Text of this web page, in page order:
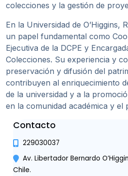
colecciones y la gestión de
En la Universidad de O’Higgins,
un papel fundamental como
Ejecutiva de la DCPE y
Colecciones. Su experiencia y
preservación y difusión del
contribuyen al enriquecimiento
de la universidad y a la
en la comunidad académica y el
Contacto
229030037
Av. Libertador Bernardo
Chile.